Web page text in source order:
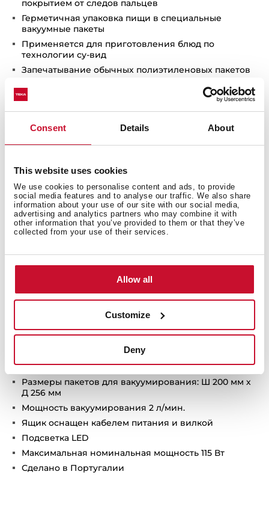
Consent Details About
This website uses cookies
We use cookies to personalise content and ads, to provide
social media features and to analyse our traffic. We also share
information about your use of our site with our social media,
advertising and analytics partners who may combine it with
other information that you’ve provided to them or that they’ve
collected from your use of their services.
Allow all
Customize
Deny
покрытием от следов пальцев
Герметичная упаковка пищи в специальные
вакуумные пакеты
Применяется для приготовления блюд по
технологии су-вид
Запечатывание обычных полиэтиленовых пакетов
Функция автоматического запечатывания и
запечатывания вручную
Цифровые кухонные весы с защитной крышкой
Держатели алюминиевой фольги и прозрачной
Автоматическое закрывание
Плавное закрывание
Может использоваться как место для хранения
противней и форм для выпечки
Взвешивание пищевых продуктов до 5 кг макс.
Компактный электродвигатель насоса
Давление вакуумирования– 430 мм рт.ст.
течение 3 мин. при неправильном расположении
герметичного запечатывания пакета
Весы работают от батареек
Размеры пакетов для вакуумирования: Ш 200 мм х
Д 256 мм
Мощность вакуумирования 2 л/мин.
Ящик оснащен кабелем питания и вилкой
Подсветка LED
Максимальная номинальная мощность 115 Вт
Сделано в Португалии